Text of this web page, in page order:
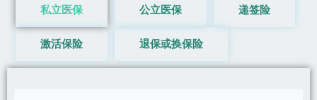
私立医保 公立医保 递签险
激活保险 退保或换保险